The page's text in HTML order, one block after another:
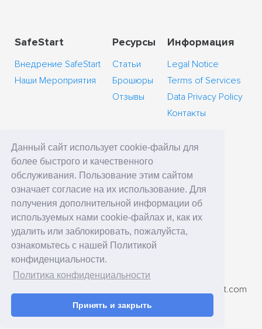
Данный сайт использует cookie-файлы для
более быстрого и качественного
обслуживания. Пользование этим сайтом
означает согласие на их использование. Для
получения дополнительной информации об
используемых нами cookie-файлах и, как их
удалить или заблокировать, пожалуйста,
ознакомьтесь с нашей Политикой
конфиденциальности.
Политика конфиденциальности
Принять и закрыть
SafeStart
Внедрение SafeStart
Наши Мероприятия
Ресурсы
Статьи
Брошюры
Отзывы
Информация
Legal Notice
Terms of Services
Data Privacy Policy
Контакты
главное управление
SafeStart Europe Limited
6 Cedar Crescent
Cedar Park, Newport Rd
Westport, County Mayo
Ireland
номер телефона: +7 (495) 410-33-67
Адрес электронной почты: contact-ru@ssi.safestart.com